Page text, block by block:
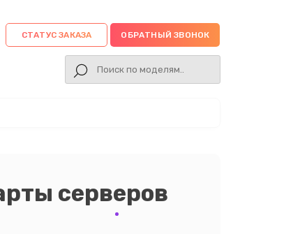
СТАТУС ЗАКАЗА ОБРАТНЫЙ ЗВОНОК
серверов